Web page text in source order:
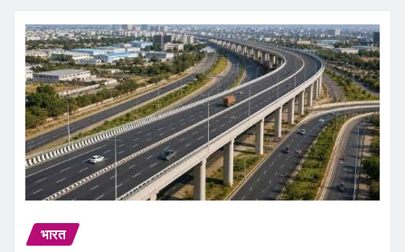
भारत